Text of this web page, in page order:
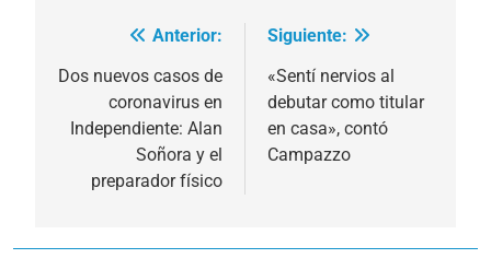
Navegación
de
entradas
Anterior:
Dos nuevos casos de
coronavirus en
Independiente: Alan
Soñora y el
preparador físico
Siguiente:
«Sentí nervios al
debutar como titular
en casa», contó
Campazzo